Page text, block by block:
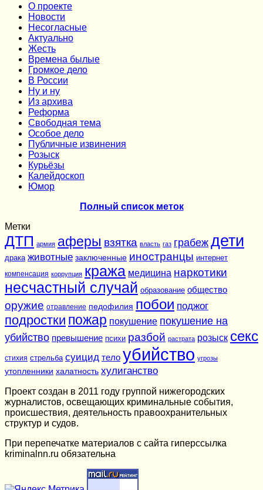
О проекте
Новости
Несогласные
Актуально
Жесть
Времена былые
Громкое дело
В России
Ну и ну
Из архива
Реформа
Cвободная тема
Особое дело
Публичные извинения
Розыск
Курьёзы
Калейдоскоп
Юмор
Полный список меток
Метки
ДТП армия аферы взятка власть газ грабеж дети
драка животные заключенные иностранцы интернет
компенсация коррупция кража медицина наркотики
несчастный случай образование общество
оружие отравление педофилия побои поджог
подростки пожар покушение покушение на
убийство превышение психи разбой растрата розыск секс
стихия стрельба суицид тело убийство угрозы
утопленники халатность хулиганство
Проект создан в 2011 году группой нижегородских
журналистов, освещающих криминальные события,
происшествия, деятельность правоохранительных
структур и судов.
При перепечатке материалов c сайта гиперссылка
kriminalnn.ru обязательна